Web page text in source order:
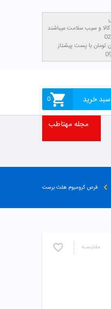
سبد خرید 0
مجله مهتاطب
قرص کرومیوم هلث برست
مقایسـه